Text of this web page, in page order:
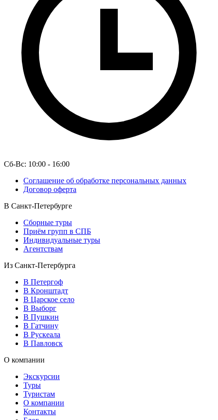
Сб-Вс: 10:00 - 16:00
Соглашение об обработке персональных данных
Договор оферта
В Санкт-Петербурге
Сборные туры
Приём групп в СПБ
Индивидуальные туры
Агентствам
Из Санкт-Петербурга
В Петергоф
В Кронштадт
В Царское село
В Выборг
В Пушкин
В Гатчину
В Рускеала
В Павловск
О компании
Экскурсии
Туры
Туристам
О компании
Контакты